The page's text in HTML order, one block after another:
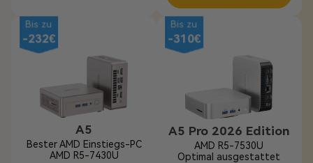
Bis zu
-232€
A5
Bester AMD Einstiegs-PC
AMD R5-7430U
Bis zu
-310€
A5 Pro 2026 Edition
AMD R5-7530U
Optimal ausgestattet